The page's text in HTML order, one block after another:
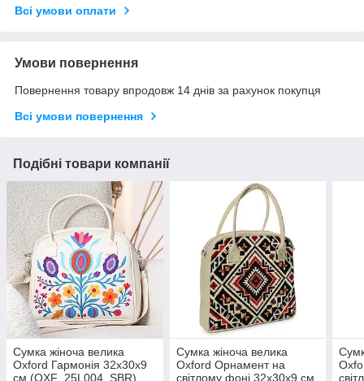
Всі умови оплати
Умови повернення
Повернення товару впродовж 14 днів за рахунок покупця
Всі умови повернення
Подібні товари компанії
Сумка жіноча велика
Oxford Гармонія 32x30x9
см (OXF_25L004_SBR)
Сумка жіноча велика
Oxford Орнамент на
світлому фоні 32x30x9 см